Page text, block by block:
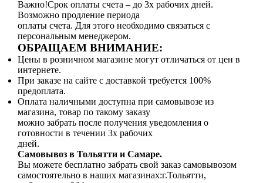
Важно!Срок оплаты счета – до 3х рабочих дней.
Возможно продление периода
оплаты счета. Для этого необходимо связаться с
персональным менеджером.
ОБРАЩАЕМ ВНИМАНИЕ:
Цены в розничном магазине могут отличаться от цен в
интернете.
При заказе на сайте с доставкой требуется 100%
предоплата.
Оплата наличными доступна при самовывозе из
магазина, товар по такому заказу
можно забрать после получения уведомления о
готовности в течении 3х рабочих
дней.
Самовывоз в Тольятти и Самаре.
Вы можете бесплатно забрать свой заказ самовывозом
самостоятельно в наших магазинах:г.Тольятти,